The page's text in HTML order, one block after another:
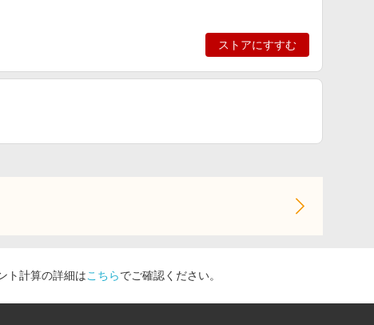
ストアにすすむ
ト計算の詳細はこちらでご確認ください。